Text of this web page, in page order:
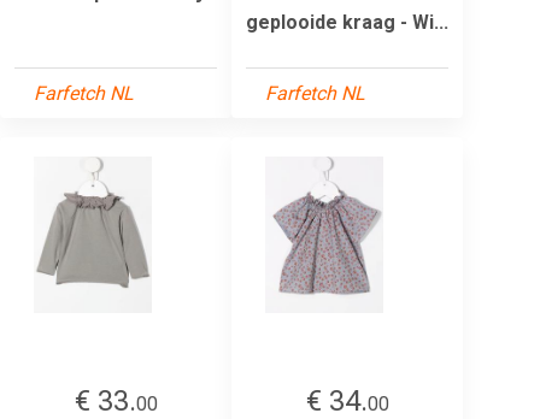
Farfetch NL
geplooide kraag - Wi...
Farfetch NL
€ 33.00
€ 34.00